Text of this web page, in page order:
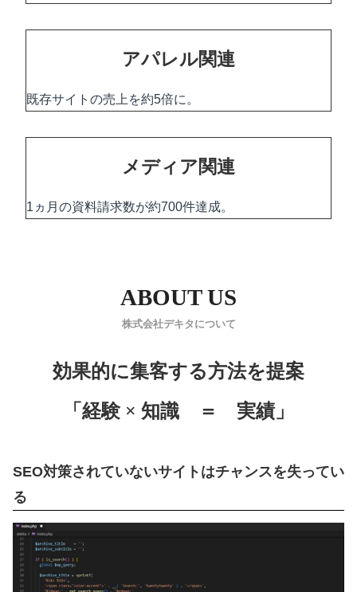
アパレル関連
既存サイトの売上を約5倍に。
メディア関連
1ヵ月の資料請求数が約700件達成。
ABOUT US
株式会社デキタについて
効果的に集客する方法を提案
「経験 × 知識 ＝ 実績」
SEO対策されていないサイトはチャンスを失ってい
る